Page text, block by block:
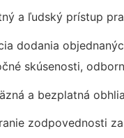
a ľudský prístup
dodania
skúsenosti,
a bezplatná
zodpovednosti